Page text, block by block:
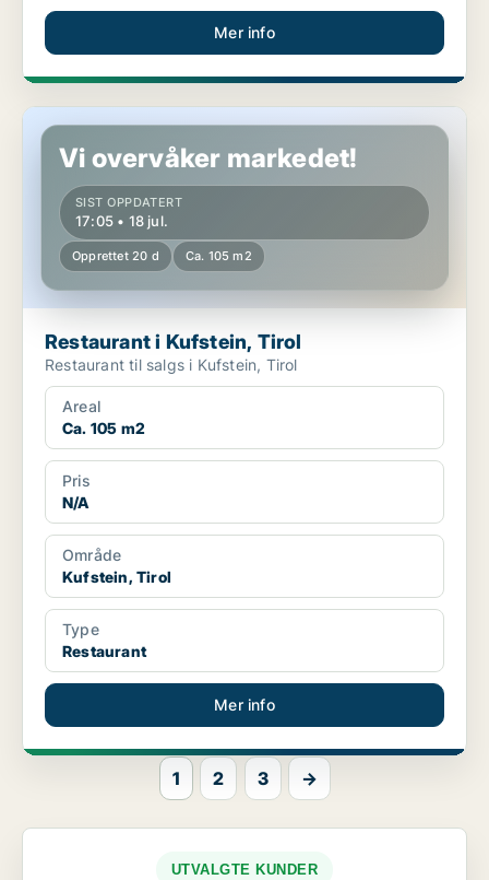
Mer info
Restaurant i Kufstein, Tirol
Vi overvåker markedet!
SIST OPPDATERT
17:05 • 18 jul.
Opprettet 20 d Ca. 105 m2
Restaurant i Kufstein, Tirol
Restaurant til salgs i Kufstein, Tirol
Areal
Ca. 105 m2
Pris
N/A
Område
Kufstein, Tirol
Type
Restaurant
Mer info
1 2 3 →
UTVALGTE KUNDER